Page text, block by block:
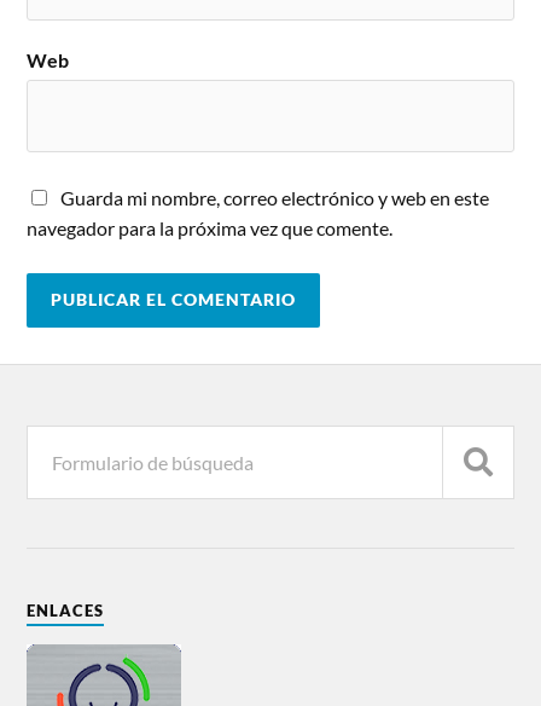
Web
Guarda mi nombre, correo electrónico y web en este
navegador para la próxima vez que comente.
ENLACES